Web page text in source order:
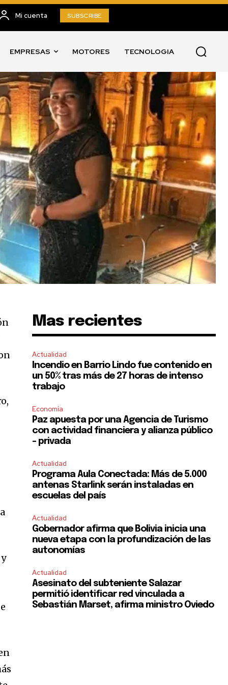
Mi cuenta SUBSCRIBE
EMPRESAS MOTORES TECNOLOGIA
Mas recientes
Actualidad
Incendio en Barrio Lindo fue contenido en
un 50% tras más de 27 horas de intenso
trabajo
Economía
Paz apuesta por una Agencia de Turismo
con actividad financiera y alianza público
– privada
Actualidad
Programa Aula Conectada: Más de 5.000
antenas Starlink serán instaladas en
escuelas del país
Actualidad
Gobernador afirma que Bolivia inicia una
nueva etapa con la profundización de las
autonomías
Actualidad
Asesinato del subteniente Salazar
permitió identificar red vinculada a
Sebastián Marset, afirma ministro Oviedo